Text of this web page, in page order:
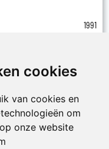
cookies
van cookies en
om
onze website
1991